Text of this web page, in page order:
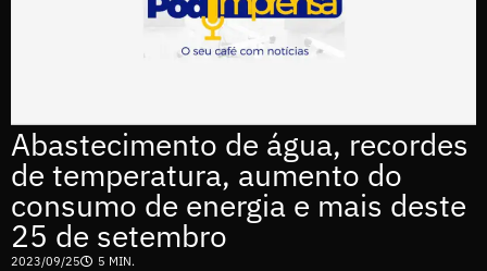
Abastecimento de água, recordes
de temperatura, aumento do
consumo de energia e mais deste
25 de setembro
2023/09/25 5 MIN.